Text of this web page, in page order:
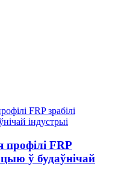
профілі FRP
ў будаўнічай